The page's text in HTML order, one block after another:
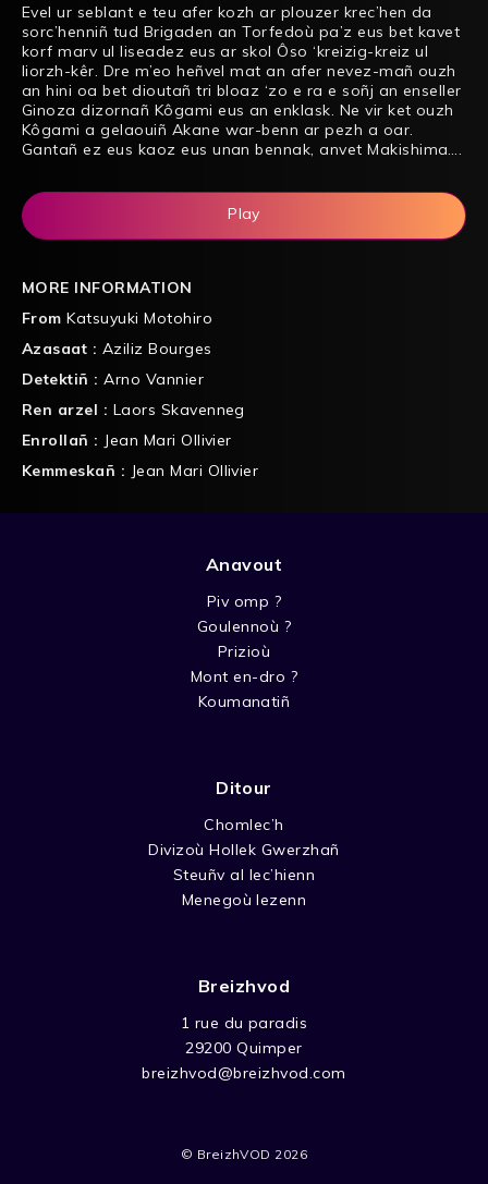
Evel ur seblant e teu afer kozh ar plouzer krec’hen da
sorc’henniñ tud Brigaden an Torfedoù pa’z eus bet kavet
korf marv ul liseadez eus ar skol Ôso ‘kreizig-kreiz ul
liorzh-kêr. Dre m’eo heñvel mat an afer nevez-mañ ouzh
an hini oa bet dioutañ tri bloaz ‘zo e ra e soñj an enseller
Ginoza dizornañ Kôgami eus an enklask. Ne vir ket ouzh
Kôgami a gelaouiñ Akane war-benn ar pezh a oar.
Gantañ ez eus kaoz eus unan bennak, anvet Makishima….
Play
MORE INFORMATION
From Katsuyuki Motohiro
Azasaat : Aziliz Bourges
Detektiñ :Arno Vannier
Ren arzel : Laors Skavenneg
Enrollañ : Jean Mari Ollivier
Kemmeskañ : Jean Mari Ollivier
Anavout
Piv omp ?
Goulennoù ?
Prizioù
Mont en-dro ?
Koumanatiñ
Ditour
Chomlec’h
Divizoù Hollek Gwerzhañ
Steuñv al lec’hienn
Menegoù lezenn
Breizhvod
1 rue du paradis
29200 Quimper
breizhvod@breizhvod.com
© BreizhVOD 2026